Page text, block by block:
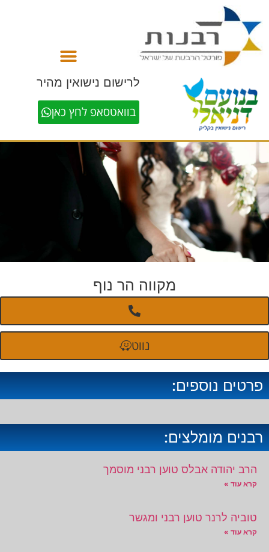
לרישום נישואין מהיר
בוואטסאפ לחץ כאן
מקווה הר נוף
נווט
פרטים נוספים:
רבנים מומלצים:
הרב יהודה אבלס טוען רבני מוסמך
קרא עוד »
טוביה לרנר טוען רבני ומגשר
קרא עוד »